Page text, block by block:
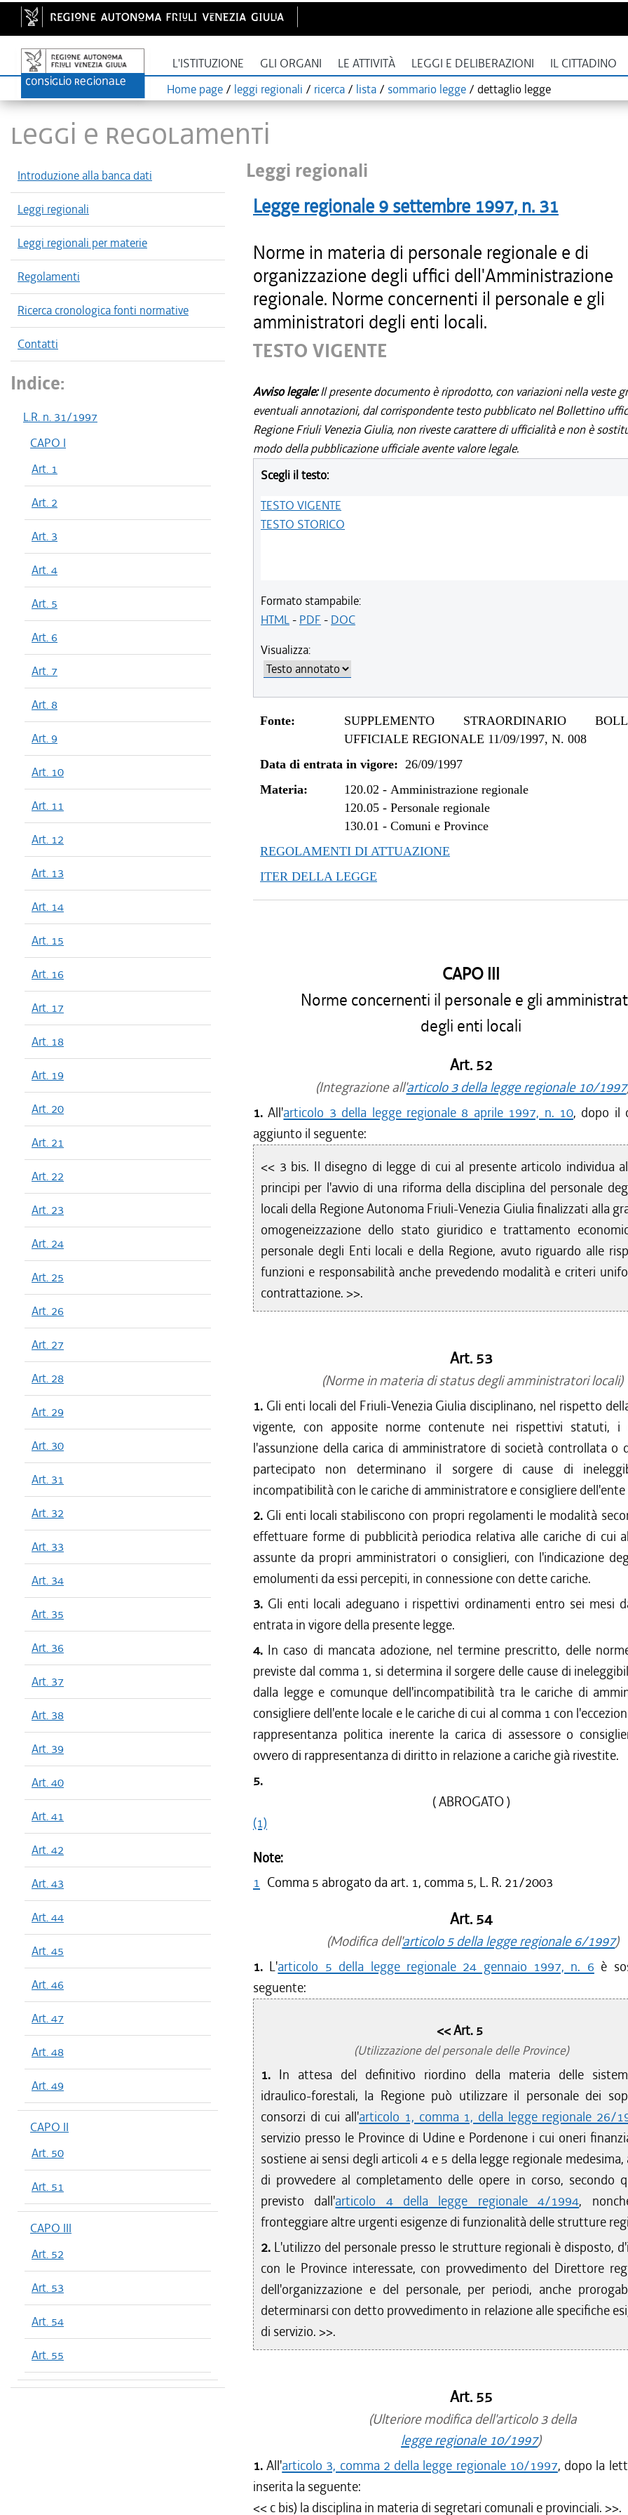
L'ISTITUZIONE GLI ORGANI LE ATTIVITÀ LEGGI E DELIBERAZIONI IL CITTADINO
Home page / leggi regionali / ricerca / lista / sommario legge / dettaglio legge
LEGGI E REGOLAMENTI
Introduzione alla banca dati
Leggi regionali
Leggi regionali per materie
Regolamenti
Ricerca cronologica fonti normative
Contatti
Indice:
L.R. n. 31/1997
CAPO I
Art. 1
Art. 2
Art. 3
Art. 4
Art. 5
Art. 6
Art. 7
Art. 8
Art. 9
Art. 10
Art. 11
Art. 12
Art. 13
Art. 14
Art. 15
Art. 16
Art. 17
Art. 18
Art. 19
Art. 20
Art. 21
Art. 22
Art. 23
Art. 24
Art. 25
Art. 26
Art. 27
Art. 28
Art. 29
Art. 30
Art. 31
Art. 32
Art. 33
Art. 34
Art. 35
Art. 36
Art. 37
Art. 38
Art. 39
Art. 40
Art. 41
Art. 42
Art. 43
Art. 44
Art. 45
Art. 46
Art. 47
Art. 48
Art. 49
CAPO II
Art. 50
Art. 51
CAPO III
Art. 52
Art. 53
Art. 54
Art. 55
Leggi regionali
Legge regionale 9 settembre 1997, n. 31
Norme in materia di personale regionale e di
organizzazione degli uffici dell'Amministrazione
regionale. Norme concernenti il personale e gli
amministratori degli enti locali.
TESTO VIGENTE
Avviso legale:Il presente documento è riprodotto, con variazioni nella veste
eventuali annotazioni, dal corrispondente testo pubblicato nel Bollettino
Regione Friuli Venezia Giulia, non riveste carattere di ufficialità e non è
modo della pubblicazione ufficiale avente valore legale.
Scegli il testo:
TESTO VIGENTE
TESTO STORICO
Formato stampabile:
HTML- PDF - DOC
Visualizza:
Fonte:
SUPPLEMENTO STRAORDINARIO
UFFICIALE REGIONALE 11/09/1997, N. 008
Data di entrata in vigore: 26/09/1997
Materia:
120.02 -Amministrazione regionale
120.05 -Personale regionale
130.01 -Comuni e Province
REGOLAMENTI DI ATTUAZIONE
ITER DELLA LEGGE
CAPO III
Norme concernenti il personale e gli
degli enti locali
Art. 52
(Integrazione all'articolo 3 della legge regionale 10/1997
1. All'articolo 3 della legge regionale 8 aprile 1997, n. 10, dopo il
aggiunto il seguente:
<< 3 bis. Il disegno di legge di cui al presente articolo individua
principi per l'avvio di una riforma della disciplina del personale
locali della Regione Autonoma Friuli-Venezia Giulia finalizzati alla
omogeneizzazione dello stato giuridico e trattamento
personale degli Enti locali e della Regione, avuto riguardo alle
funzioni e responsabilità anche prevedendo modalità e criteri
contrattazione. >>.
Art. 53
(Norme in materia di status degli amministratori locali)
1. Gli enti locali del Friuli-Venezia Giulia disciplinano, nel rispetto
vigente, con apposite norme contenute nei rispettivi statuti, i
l'assunzione della carica di amministratore di società controllata o
partecipato non determinano il sorgere di cause di
incompatibilità con le cariche di amministratore e consigliere dell'ente
2. Gli enti locali stabiliscono con propri regolamenti le modalità
effettuare forme di pubblicità periodica relativa alle cariche di cui
assunte da propri amministratori o consiglieri, con l'indicazione
emolumenti da essi percepiti, in connessione con dette cariche.
3. Gli enti locali adeguano i rispettivi ordinamenti entro sei mesi
entrata in vigore della presente legge.
4. In caso di mancata adozione, nel termine prescritto, delle
previste dal comma 1, si determina il sorgere delle cause di
dalla legge e comunque dell'incompatibilità tra le cariche di
consigliere dell'ente locale e le cariche di cui al comma 1 con
rappresentanza politica inerente la carica di assessore o
ovvero di rappresentanza di diritto in relazione a cariche già rivestite.
5.
( ABROGATO )
(1)
Note:
1 Comma 5 abrogato da art. 1, comma 5, L. R. 21/2003
Art. 54
(Modifica dell'articolo 5 della legge regionale 6/1997)
1. L'articolo 5 della legge regionale 24 gennaio 1997, n. 6 è
seguente:
<< Art. 5
(Utilizzazione del personale delle Province)
1. In attesa del definitivo riordino della materia delle
idraulico-forestali, la Regione può utilizzare il personale dei
consorzi di cui all'articolo 1, comma 1, della legge regionale 26/
servizio presso le Province di Udine e Pordenone i cui oneri
sostiene ai sensi degli articoli 4 e 5 della legge regionale medesima,
di provvedere al completamento delle opere in corso, secondo
previsto dall'articolo 4 della legge regionale 4/1994,
fronteggiare altre urgenti esigenze di funzionalità delle strutture
2. L'utilizzo del personale presso le strutture regionali è disposto,
con le Province interessate, con provvedimento del Direttore
dell'organizzazione e del personale, per periodi, anche
determinarsi con detto provvedimento in relazione alle specifiche
di servizio. >>.
Art. 55
(Ulteriore modifica dell'articolo 3 della
legge regionale 10/1997)
1. All'articolo 3, comma 2 della legge regionale 10/1997, dopo la
inserita la seguente:
<< c bis) la disciplina in materia di segretari comunali e provinciali. >>.